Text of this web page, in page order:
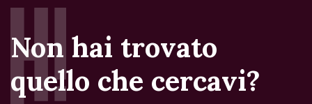
Non hai trovato
quello che cercavi?